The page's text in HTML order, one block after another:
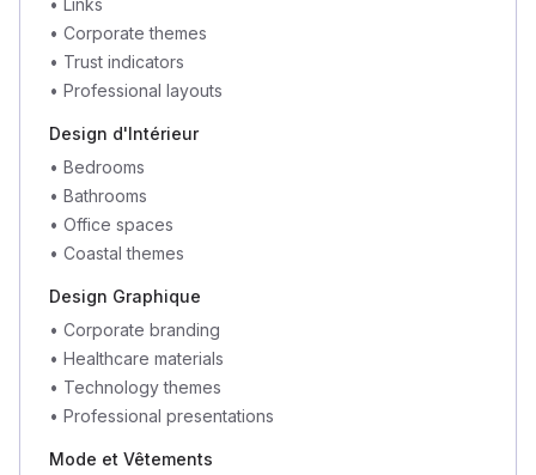
• Links
• Corporate themes
• Trust indicators
• Professional layouts
Design d'Intérieur
• Bedrooms
• Bathrooms
• Office spaces
• Coastal themes
Design Graphique
• Corporate branding
• Healthcare materials
• Technology themes
• Professional presentations
Mode et Vêtements